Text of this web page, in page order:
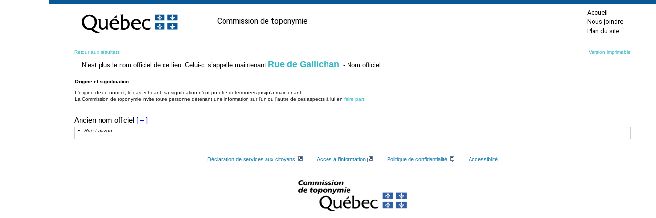
contenu
Commission de toponymie
Accueil
Nous joindre
Plan du site
Retour aux résultats Version imprimable
N’est plus le nom officiel de ce lieu. Celui-ci s’appelle maintenant Rue de Gallichan - Nom officiel
Origine et signification
L'origine de ce nom et, le cas échéant, sa signification n’ont pu être déterminées jusqu’à maintenant.
La Commission de toponymie invite toute personne détenant une information sur l'un ou l'autre de ces aspects à lui en faire part
Ancien nom officiel [ – ]
Rue Lauzon
Déclaration de services aux citoyens Accès à l’information Politique de confidentialité Accessibilité